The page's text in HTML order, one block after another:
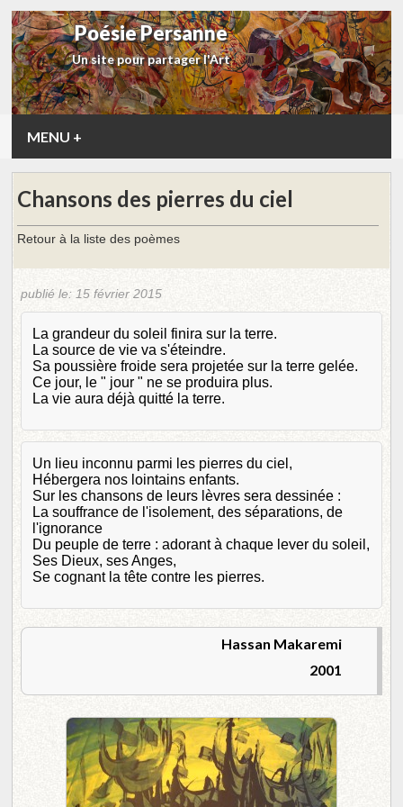
Poésie Persanne
Un site pour partager l'Art
MENU +
Chansons des pierres du ciel
Retour à la liste des poèmes
publié le: 15 février 2015
La grandeur du soleil finira sur la terre.
La source de vie va s'éteindre.
Sa poussière froide sera projetée sur la terre gelée.
Ce jour, le " jour " ne se produira plus.
La vie aura déjà quitté la terre.
Un lieu inconnu parmi les pierres du ciel,
Hébergera nos lointains enfants.
Sur les chansons de leurs lèvres sera dessinée :
La souffrance de l'isolement, des séparations, de
l'ignorance
Du peuple de terre : adorant à chaque lever du soleil,
Ses Dieux, ses Anges,
Se cognant la tête contre les pierres.
Hassan Makaremi
2001